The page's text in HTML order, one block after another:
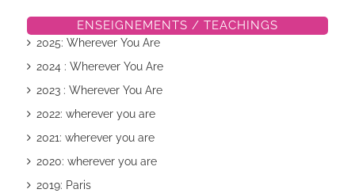
ENSEIGNEMENTS / TEACHINGS
2025: Wherever You Are
2024 : Wherever You Are
2023 : Wherever You Are
2022: wherever you are
2021: wherever you are
2020: wherever you are
2019: Paris